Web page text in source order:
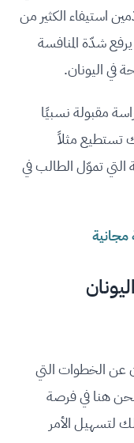
استيفاء الكثير من
يرفع شدّة المنافسة
اليونان.
مقبولة نسبيًا
مثلاً
التي تموّل الطالب في
عن الخطوات التي
هنا في فرصة
لتسهيل الأمر